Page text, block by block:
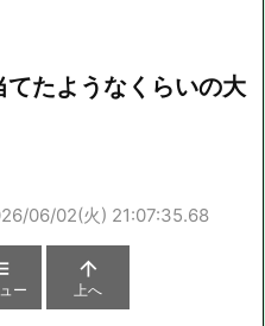
たようなくらいの大
06/02(火) 21:07:35.68
ー

上へ